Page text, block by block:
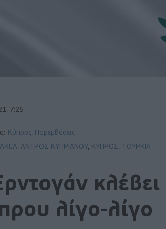
7:25
Κύπρος,
Παρεμβάσεις
ΑΚΕΛ, ΑΝΤΡΟΣ ΚΥΠΡΙΑΝΟΥ, ΚΥΠΡΟΣ, ΤΟΥΡΚΙΑ
λίγο-λίγο